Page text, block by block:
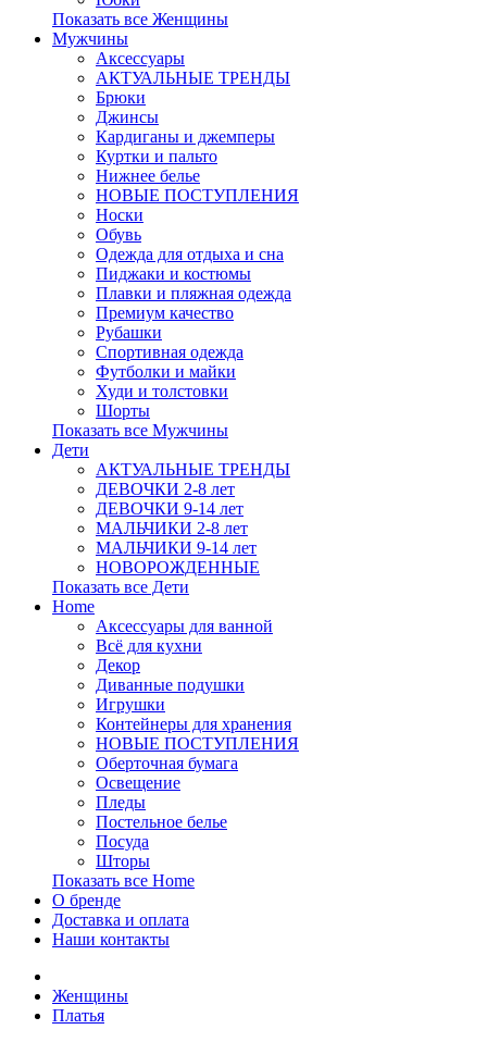
Показать все Женщины
Мужчины
Аксессуары
АКТУАЛЬНЫЕ ТРЕНДЫ
Брюки
Джинсы
Кардиганы и джемперы
Куртки и пальто
Нижнее белье
НОВЫЕ ПОСТУПЛЕНИЯ
Носки
Обувь
Одежда для отдыха и сна
Пиджаки и костюмы
Плавки и пляжная одежда
Премиум качество
Рубашки
Спортивная одежда
Футболки и майки
Худи и толстовки
Шорты
Показать все Мужчины
Дети
АКТУАЛЬНЫЕ ТРЕНДЫ
ДЕВОЧКИ 2-8 лет
ДЕВОЧКИ 9-14 лет
МАЛЬЧИКИ 2-8 лет
МАЛЬЧИКИ 9-14 лет
НОВОРОЖДЕННЫЕ
Показать все Дети
Home
Аксессуары для ванной
Всё для кухни
Декор
Диванные подушки
Игрушки
Контейнеры для хранения
НОВЫЕ ПОСТУПЛЕНИЯ
Оберточная бумага
Освещение
Пледы
Постельное белье
Посуда
Шторы
Показать все Home
О бренде
Доставка и оплата
Наши контакты
Женщины
Платья